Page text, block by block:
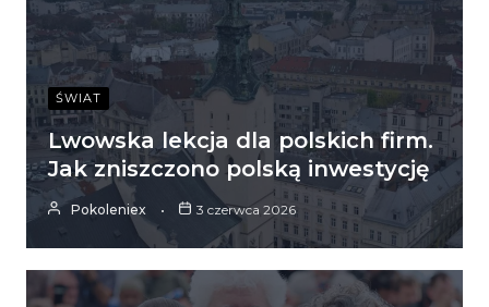
ŚWIAT
Lwowska lekcja dla polskich firm.
Jak zniszczono polską inwestycję
Pokoleniex 3 czerwca 2026